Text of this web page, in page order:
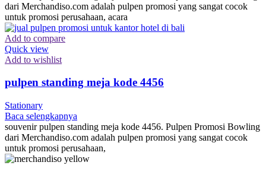
dari Merchandiso.com adalah pulpen promosi yang sangat cocok
untuk promosi perusahaan, acara
Add to compare
Quick view
Add to wishlist
pulpen standing meja kode 4456
Stationary
Baca selengkapnya
souvenir pulpen standing meja kode 4456. Pulpen Promosi Bowling
dari Merchandiso.com adalah pulpen promosi yang sangat cocok
untuk promosi perusahaan,